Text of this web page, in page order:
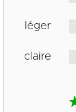
léger
claire